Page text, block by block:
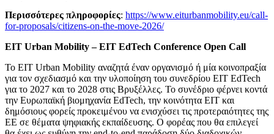
Περισσότερες πληροφορίες: https://www.eiturbanmobility.eu/call-
for-proposals/citizens-on-the-move-2026/
EIT Urban Mobility – EIT EdTech Conference Open Call
Το EIT Urban Mobility αναζητά έναν οργανισμό ή μία κοινοπραξία
για τον σχεδιασμό και την υλοποίηση του συνεδρίου ΕΙΤ EdTech
για το 2027 και το 2028 στις Βρυξέλλες. Το συνέδριο φέρνει κοντά
την Ευρωπαϊκή βιομηχανία EdTech, την κοινότητα ΕΙΤ και
δημόσιους φορείς προκειμένου να ενισχύσει τις προτεραιότητες της
ΕΕ σε θέματα ψηφιακής εκπαίδευσης. Ο φορέας που θα επιλεγεί